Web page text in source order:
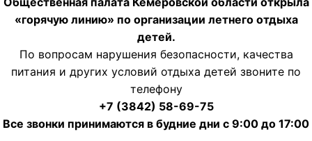
«горячую линию» по организации летнего отдыха
детей.
По вопросам нарушения безопасности, качества
питания и других условий отдыха детей звоните по
телефону
+7 (3842) 58-69-75
Все звонки принимаются в будние дни с 9:00 до 17:00